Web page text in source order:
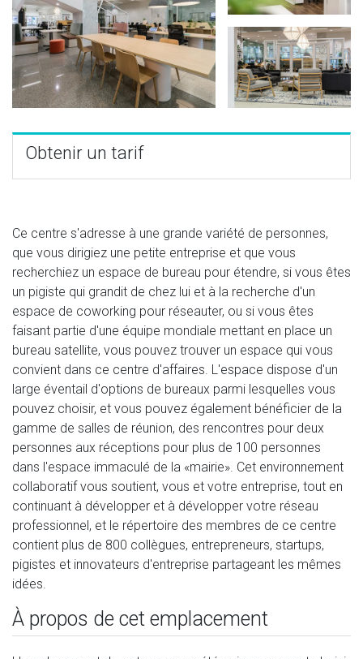
Obtenir un tarif
Ce centre s'adresse à une grande variété de personnes,
que vous dirigiez une petite entreprise et que vous
recherchiez un espace de bureau pour étendre, si vous êtes
un pigiste qui grandit de chez lui et à la recherche d'un
espace de coworking pour réseauter, ou si vous êtes
faisant partie d'une équipe mondiale mettant en place un
bureau satellite, vous pouvez trouver un espace qui vous
convient dans ce centre d'affaires. L'espace dispose d'un
large éventail d'options de bureaux parmi lesquelles vous
pouvez choisir, et vous pouvez également bénéficier de la
gamme de salles de réunion, des rencontres pour deux
personnes aux réceptions pour plus de 100 personnes
dans l'espace immaculé de la «mairie». Cet environnement
collaboratif vous soutient, vous et votre entreprise, tout en
continuant à développer et à développer votre réseau
professionnel, et le répertoire des membres de ce centre
contient plus de 800 collègues, entrepreneurs, startups,
pigistes et innovateurs d'entreprise partageant les mêmes
idées.
À propos de cet emplacement